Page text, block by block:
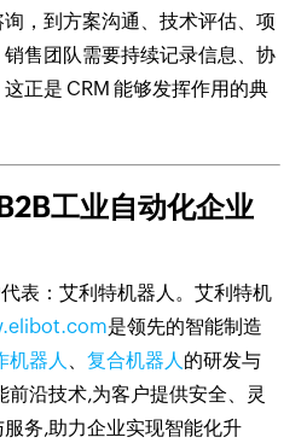
，到方案沟通、技术评估、项
售团队需要持续记录信息、协
正是 CRM 能够发挥作用的典
工业自动化企业
表：艾利特机器人。艾利特机
是领先的智能制造
机器人 、复合机器人的研发与
沿技术,为客户提供安全、灵
务,助力企业实现智能化升